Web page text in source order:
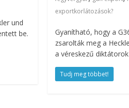
und
be.
exportkorlátozások?
Gyanítható, hogy a
zsarolták meg a
a véreskezű
Tudj meg többet!